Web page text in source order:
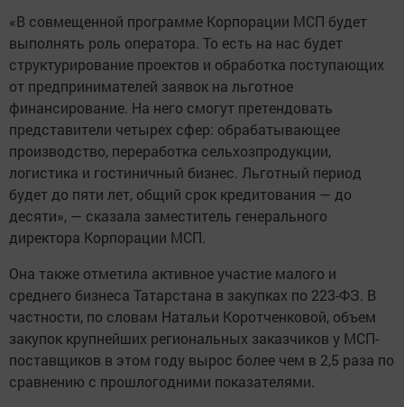
«В совмещенной программе Корпорации МСП будет
выполнять роль оператора. То есть на нас будет
структурирование проектов и обработка поступающих
от предпринимателей заявок на льготное
финансирование. На него смогут претендовать
представители четырех сфер: обрабатывающее
производство, переработка сельхозпродукции,
логистика и гостиничный бизнес. Льготный период
будет до пяти лет, общий срок кредитования — до
десяти», — сказала заместитель генерального
директора Корпорации МСП.
Она также отметила активное участие малого и
среднего бизнеса Татарстана в закупках по 223-ФЗ. В
частности, по словам Натальи Коротченковой, объем
закупок крупнейших региональных заказчиков у МСП-
поставщиков в этом году вырос более чем в 2,5 раза по
сравнению с прошлогодними показателями.